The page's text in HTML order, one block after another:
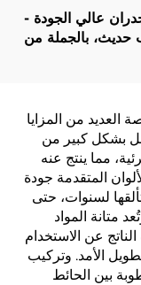
عالي الجودة -
حديث، بالجملة من
للماء، ورق جدران
خلفية للمنزل
الحائط عالي الجودة بحجم 42 بوصة العديد من المزايا
بشكل كبير من
مما ينتج عنه
المتقدمة جودة
لسنوات، حتى
متانة المواد
عن الاستخدام
الأمد. وتركيب
بين الحائط